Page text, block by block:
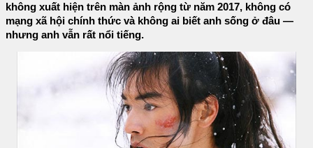
không xuất hiện trên màn ảnh rộng từ năm 2017, không có
mạng xã hội chính thức và không ai biết anh sống ở đâu —
nhưng anh vẫn rất nổi tiếng.